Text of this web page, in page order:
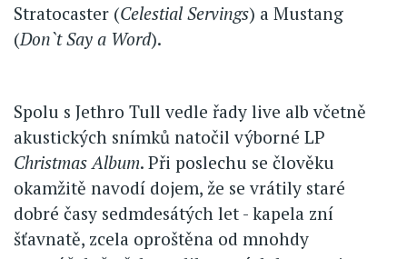
Stratocaster (Celestial Servings) a Mustang
(Don`t Say a Word).
Spolu s Jethro Tull vedle řady live alb včetně
akustických snímků natočil výborné LP
Christmas Album. Při poslechu se člověku
okamžitě navodí dojem, že se vrátily staré
dobré časy sedmdesátých let - kapela zní
šťavnatě, zcela oproštěna od mnohdy